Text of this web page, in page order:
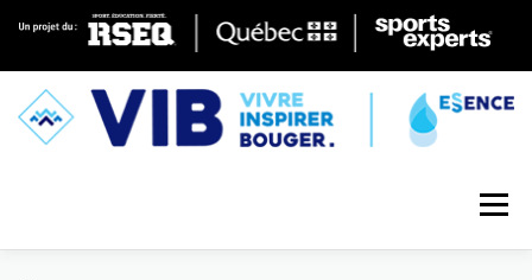
Skip to content
Menu